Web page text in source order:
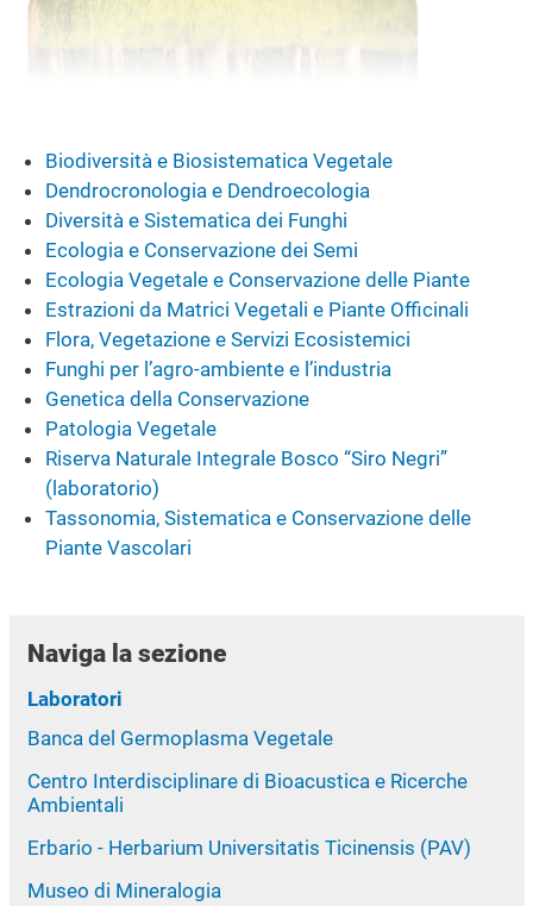
Biodiversità e Biosistematica Vegetale
Dendrocronologia e Dendroecologia
Diversità e Sistematica dei Funghi
Ecologia e Conservazione dei Semi
Ecologia Vegetale e Conservazione delle Piante
Estrazioni da Matrici Vegetali e Piante Officinali
Flora, Vegetazione e Servizi Ecosistemici
Funghi per l’agro-ambiente e l’industria
Genetica della Conservazione
Patologia Vegetale
Riserva Naturale Integrale Bosco “Siro Negri”
(laboratorio)
Tassonomia, Sistematica e Conservazione delle
Piante Vascolari
Naviga la sezione
Laboratori
Banca del Germoplasma Vegetale
Centro Interdisciplinare di Bioacustica e Ricerche
Ambientali
Erbario - Herbarium Universitatis Ticinensis (PAV)
Museo di Mineralogia